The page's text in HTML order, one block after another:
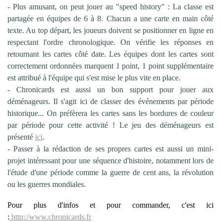
- Plus amusant, on peut jouer au "speed history" : La classe est
partagée en équipes de 6 à 8. Chacun a une carte en main côté
texte. Au top départ, les joueurs doivent se positionner en ligne en
respectant l'ordre chronologique. On vérifie les réponses en
retournant les cartes côté date. Les équipes dont les cartes sont
correctement ordonnées marquent 1 point, 1 point supplémentaire
est attribué à l'équipe qui s'est mise le plus vite en place.
- Chronicards est aussi un bon support pour jouer aux
déménageurs. Il s'agit ici de classer des événements par période
historique... On préfèrera les cartes sans les bordures de couleur
par période pour cette activité ! Le jeu des déménageurs est
présenté ici.
- Passer à la rédaction de ses propres cartes est aussi un mini-
projet intéressant pour une séquence d'histoire, notamment lors de
l'étude d'une période comme la guerre de cent ans, la révolution
ou les guerres mondiales.
Pour plus d'infos et pour commander, c'est ici
: http://www.chronicards.fr